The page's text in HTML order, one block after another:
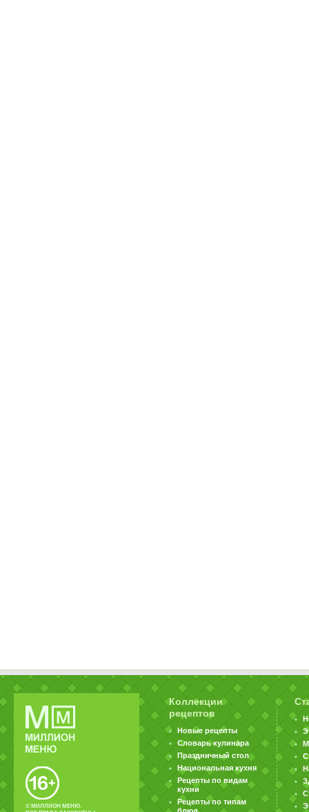
© МИЛЛИОН МЕНЮ.
Коллекции
рецептов
Новые рецепты
Словарь кулинара
Праздничный стол
Национальная кухня
Рецепты по видам
кухни
Рецепты по типам